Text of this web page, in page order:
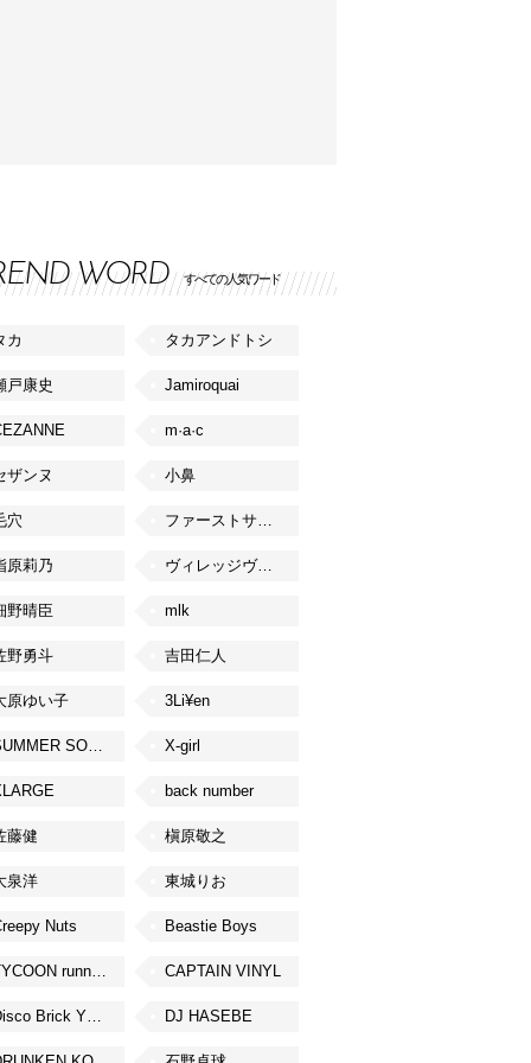
WORD すべての人気ワード
カ タカアンドトシ
戸康史 Jamiroquai
m·a·c
ザンヌ 小鼻
穴 ファーストサマーウイカ
原莉乃 ヴィレッジヴァンガード
野晴臣 mlk
野勇斗 吉田仁人
原ゆい子 3Li¥en
SUMMER SONIC X-girl
back number
藤健 槇原敬之
泉洋 東城りお
Nuts Beastie Boys
TYCOON running CAPTAIN VINYL
Disco Brick YOKOHAMA DJ HASEBE